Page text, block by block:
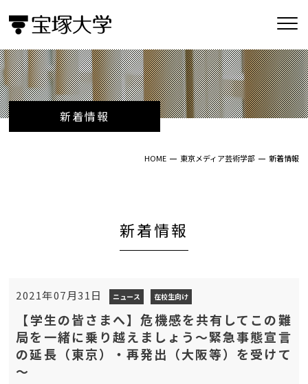
新着情報
HOME 東京メディア芸術学部 新着情報
新着情報
2021年07月31日 ニュース 在校生向け
【学生の皆さまへ】危機感を共有してこの難
局を一緒に乗り越えましょう～緊急事態宣言
の延長（東京）・再発出（大阪等）を受けて
～